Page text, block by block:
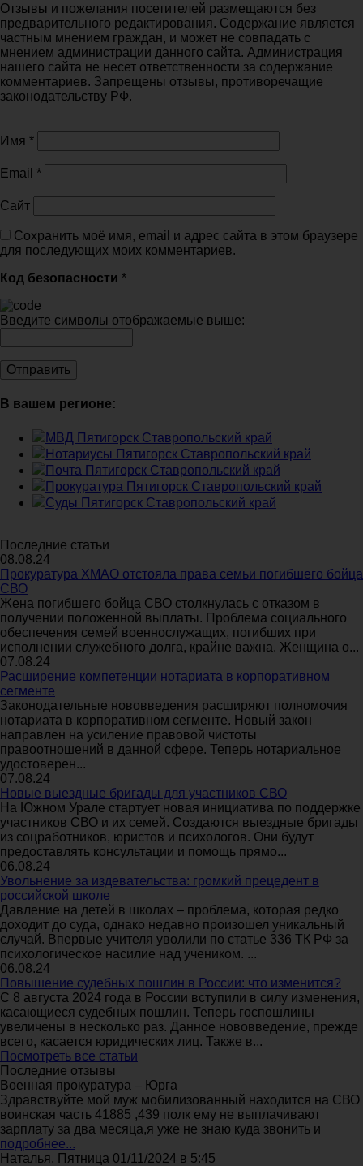
Отзывы и пожелания посетителей размещаются без
предварительного редактирования. Содержание является
частным мнением граждан, и может не совпадать с
мнением администрации данного сайта. Администрация
нашего сайта не несет ответственности за содержание
комментариев. Запрещены отзывы, противоречащие
законодательству РФ.
Имя *
Email *
Сайт
Сохранить моё имя, email и адрес сайта в этом браузере
для последующих моих комментариев.
Код безопасности *
Введите символы отображаемые выше:
В вашем регионе:
МВД Пятигорск Ставропольский край
Нотариусы Пятигорск Ставропольский край
Почта Пятигорск Ставропольский край
Прокуратура Пятигорск Ставропольский край
Суды Пятигорск Ставропольский край
Последние статьи
08.08.24
Прокуратура ХМАО отстояла права семьи погибшего бойца
СВО
Жена погибшего бойца СВО столкнулась с отказом в
получении положенной выплаты. Проблема социального
обеспечения семей военнослужащих, погибших при
исполнении служебного долга, крайне важна. Женщина о...
07.08.24
Расширение компетенции нотариата в корпоративном
сегменте
Законодательные нововведения расширяют полномочия
нотариата в корпоративном сегменте. Новый закон
направлен на усиление правовой чистоты
правоотношений в данной сфере. Теперь нотариальное
удостоверен...
07.08.24
Новые выездные бригады для участников СВО
На Южном Урале стартует новая инициатива по поддержке
участников СВО и их семей. Создаются выездные бригады
из соцработников, юристов и психологов. Они будут
предоставлять консультации и помощь прямо...
06.08.24
Увольнение за издевательства: громкий прецедент в
российской школе
Давление на детей в школах – проблема, которая редко
доходит до суда, однако недавно произошел уникальный
случай. Впервые учителя уволили по статье 336 ТК РФ за
психологическое насилие над учеником. ...
06.08.24
Повышение судебных пошлин в России: что изменится?
С 8 августа 2024 года в России вступили в силу изменения,
касающиеся судебных пошлин. Теперь госпошлины
увеличены в несколько раз. Данное нововведение, прежде
всего, касается юридических лиц. Также в...
Посмотреть все статьи
Последние отзывы
Военная прокуратура – Юрга
Здравствуйте мой муж мобилизованный находится на СВО
воинская часть 41885 ,439 полк ему не выплачивают
зарплату за два месяца,я уже не знаю куда звонить и
подробнее...
Наталья, Пятница 01/11/2024 в 5:45